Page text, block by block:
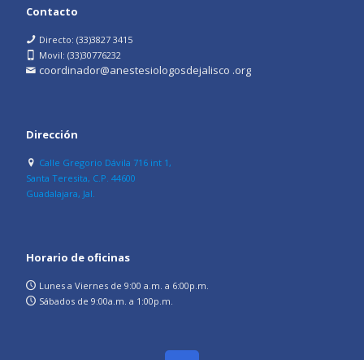
Contacto
Directo: (33)3827 3415
Movil: (33)30776232
coordinador@anestesiologosdejalisco .org
Dirección
Calle Gregorio Dávila 716 int 1,
Santa Teresita, C.P. 44600
Guadalajara, Jal.
Horario de oficinas
Lunes a Viernes de 9:00 a.m. a 6:00p.m.
Sábados de 9:00a.m. a 1:00p.m.